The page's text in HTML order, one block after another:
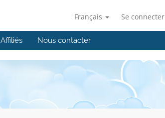
Français Se connecter
Affiliés Nous contacter